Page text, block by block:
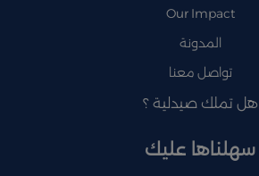
Our Impact
المدونة
تواصل معنا
هل تملك صيدلية ؟
سهلناها عليك